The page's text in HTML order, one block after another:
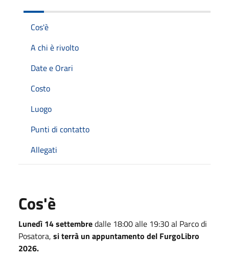
Cos'è
A chi è rivolto
Date e Orari
Costo
Luogo
Punti di contatto
Allegati
Cos'è
Lunedì 14 settembredalle 18:00 alle 19:30 al Parco di
Posatora, si terrà un appuntamento del FurgoLibro
2026.